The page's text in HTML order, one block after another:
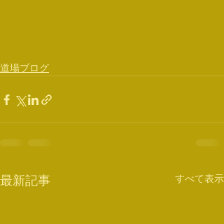
道場ブログ
最新記事 すべて表示